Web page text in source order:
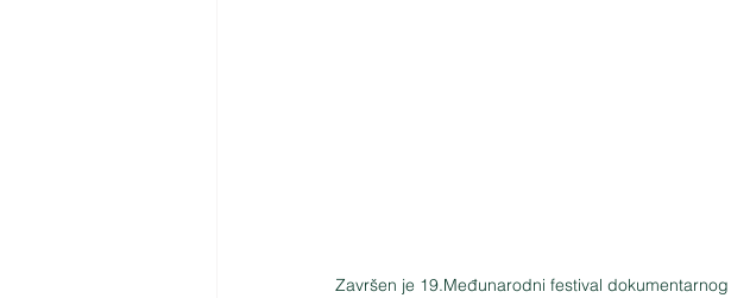
Završen je 19.Međunarodni festival